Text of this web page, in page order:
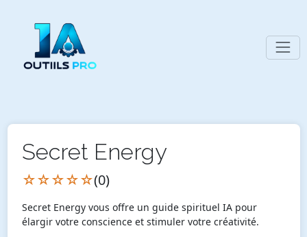
Secret Energy
☆☆☆☆☆(0)
Secret Energy vous offre un guide spirituel IA pour
élargir votre conscience et stimuler votre créativité.